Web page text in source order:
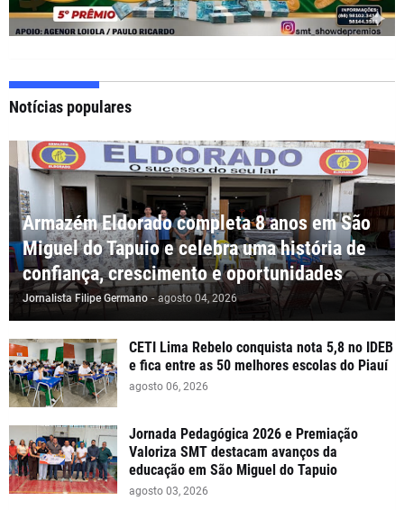
Notícias populares
Armazém Eldorado completa 8 anos em São
Miguel do Tapuio e celebra uma história de
confiança, crescimento e oportunidades
Jornalista Filipe Germano - agosto 04, 2026
CETI Lima Rebelo conquista nota 5,8 no IDEB
e fica entre as 50 melhores escolas do Piauí
agosto 06, 2026
Jornada Pedagógica 2026 e Premiação
Valoriza SMT destacam avanços da
educação em São Miguel do Tapuio
agosto 03, 2026